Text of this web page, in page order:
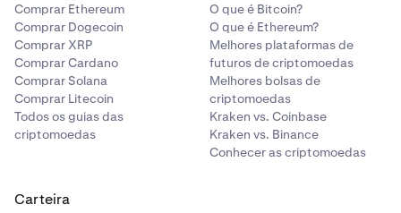
Comprar Ethereum
Comprar Dogecoin
Comprar XRP
Comprar Cardano
Comprar Solana
Comprar Litecoin
Todos os guias das
criptomoedas
O que é Bitcoin?
O que é Ethereum?
Melhores plataformas de
futuros de criptomoedas
Melhores bolsas de
criptomoedas
Kraken vs. Coinbase
Kraken vs. Binance
Conhecer as criptomoedas
Carteira